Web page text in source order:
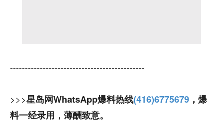
---------------------------------------------
>>>星岛网WhatsApp爆料热线(416)6775679 ，爆
料一经录用，薄酬致意。